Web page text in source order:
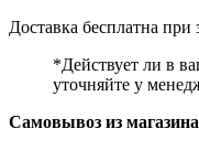
Доставка бесплатна при
*Действует ли в
уточняйте у
Самовывоз из магазина